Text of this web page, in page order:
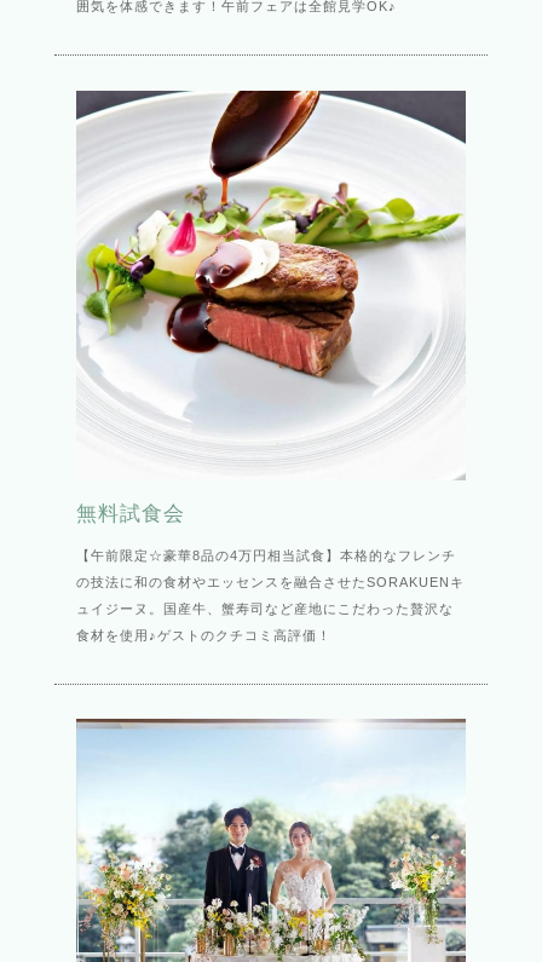
囲気を体感できます！午前フェアは全館見学OK♪
無料試食会
【午前限定☆豪華8品の4万円相当試食】本格的なフレンチ
の技法に和の食材やエッセンスを融合させたSORAKUENキ
ュイジーヌ。国産牛、蟹寿司など産地にこだわった贅沢な
食材を使用♪ゲストのクチコミ高評価！